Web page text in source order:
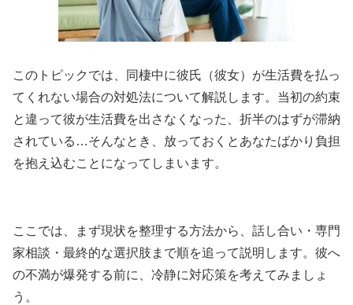
このトピックでは、同棲中に彼氏（彼女）が生活費を払っ
てくれない場合の対処法について解説します。当初の約束
と違って彼が生活費を出さなくなった、折半のはずが滞納
されている…そんなとき、放っておくとあなたばかり負担
を抱え込むことになってしまいます。
ここでは、まず現状を整理する方法から、話し合い・専門
家相談・最終的な選択肢まで順を追って説明します。彼へ
の不満が爆発する前に、冷静に対応策を考えてみましょ
う。